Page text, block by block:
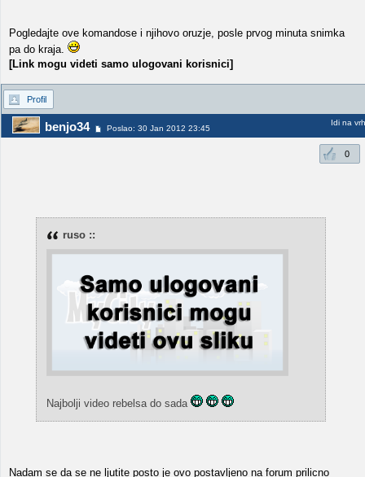
Pogledajte ove komandose i njihovo oruzje, posle prvog minuta snimka
pa do kraja.
[Link mogu videti samo ulogovani korisnici]
Profil
benjo34 Poslao: 30 Jan 2012 23:45
Idi na vrh
0
ruso ::
Najbolji video rebelsa do sada
Nadam se da se ne ljutite posto je ovo postavljeno na forum prilicno